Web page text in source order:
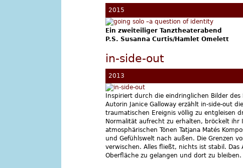
2015
Ein zweiteiliger Tanztheaterabend
P.S. Susanna Curtis/Hamlet Omelett
in-side-out
2013
Inspiriert durch die eindringlichen Bilder
Autorin Janice Galloway erzählt in-side-out
traumatischen Ereignis völlig zu entgleisen
Normalität aufrecht zu erhalten, bröckelt ihr
atmosphärischen Tönen Tatjana Matés
und Gefühlswelt nach außen. Die Grenzen
verwischen. Alles fließt, nichts ist stabil.
Oberfläche zu gelangen und dort zu bleiben.